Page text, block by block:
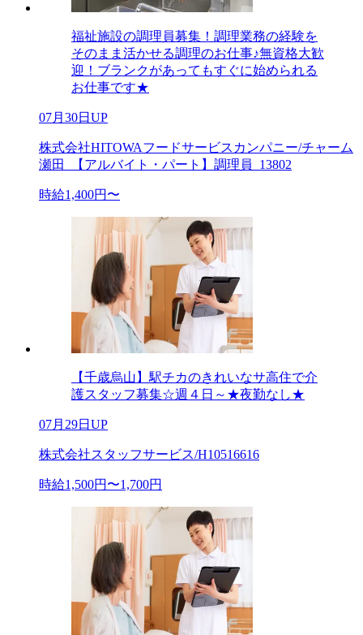
福祉施設の調理員募集！調理業務の経験を
そのまま活かせる調理のお仕事♪無資格大歓
迎！ブランクがあってもすぐに始められる
お仕事です★
07月30日UP
株式会社HITOWAフードサービスカンパニー/チャーム
瀬田_【アルバイト・パート】調理員_13802
時給1,400円〜
【千歳烏山】駅チカのきれいなサ高住で介
護スタッフ募集☆週４日～★夜勤なし★
07月29日UP
株式会社スタッフサービス/H10516616
時給1,500円〜1,700円